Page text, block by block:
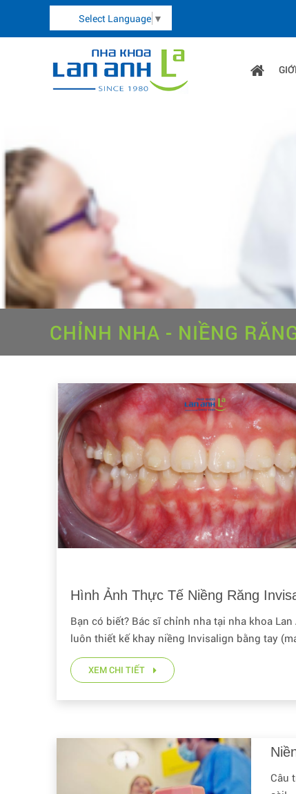
Select Language ▼
CHỈNH NHA - NIỀNG
Hình Ảnh Thực Tế Niềng Răng
Bạn có biết? Bác sĩ chỉnh nha tại nha khoa Lan
luôn thiết kế khay niềng Invisalign bằng tay
design), để tạo ra kết quả tốt nhất, phù hợp
bệnh nhân!
XEM CHI TIẾT
Câu